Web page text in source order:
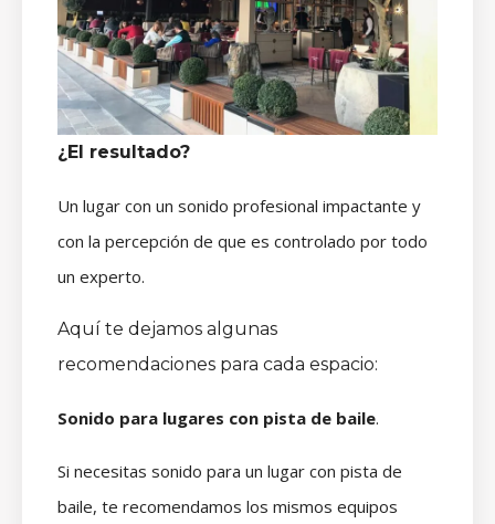
¿El resultado?
Un lugar con un sonido profesional impactante y
con la percepción de que es controlado por todo
un experto.
Aquí te dejamos algunas
recomendaciones para cada espacio:
Sonido para lugares con pista de baile.
Si necesitas sonido para un lugar con pista de
baile, te recomendamos los mismos equipos